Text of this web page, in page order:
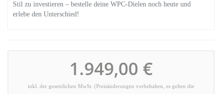
Stil zu investieren – bestelle deine WPC-Dielen noch heute und
erlebe den Unterschied!
1.949,00 €
inkl. der gesetzlichen MwSt. (Preisänderungen vorbehalten, es gelten die